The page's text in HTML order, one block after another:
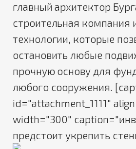
главный архитектор
строительная компания
технологии, которые
остановить любые
прочную основу для
любого сооружения.
id="attachment_1111"
width="300"
предстоит укрепить